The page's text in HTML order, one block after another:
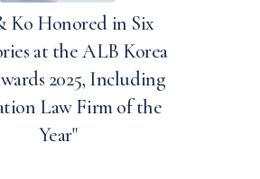
Ko Honored in Six
at the ALB Korea
2025, Including
Law Firm of the
Year"